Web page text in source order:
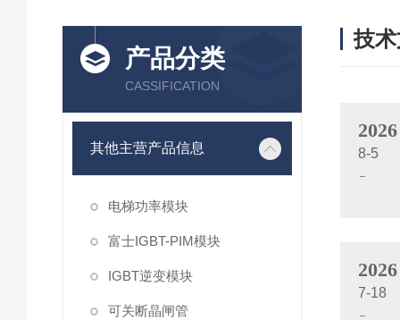
产品分类
CASSIFICATION
其他主营产品信息
电梯功率模块
富士IGBT-PIM模块
IGBT逆变模块
可关断晶闸管
技
2026
8-5
2026
7-18